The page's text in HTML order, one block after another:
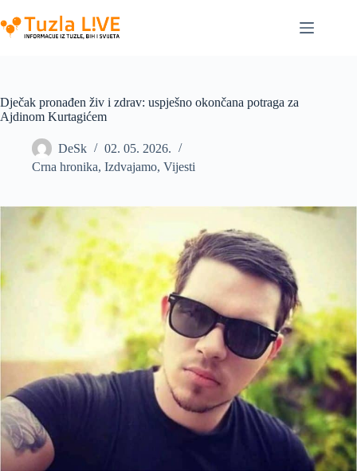
to
content
Dječak pronađen živ i zdrav: uspješno okončana potraga za
Ajdinom Kurtagićem
DeSk
02. 05. 2026.
Crna hronika, Izdvajamo, Vijesti